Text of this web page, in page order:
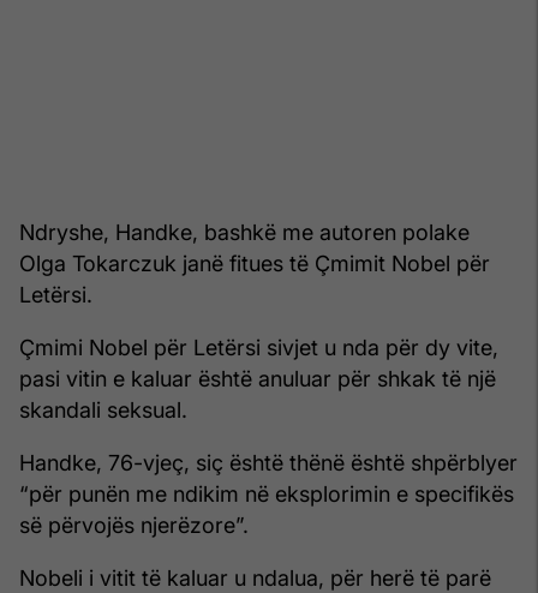
Ndryshe, Handke, bashkë me autoren polake
Olga Tokarczuk janë fitues të Çmimit Nobel për
Letërsi.
Çmimi Nobel për Letërsi sivjet u nda për dy vite,
pasi vitin e kaluar është anuluar për shkak të një
skandali seksual.
Handke, 76-vjeç, siç është thënë është shpërblyer
“për punën me ndikim në eksplorimin e specifikës
së përvojës njerëzore”.
Nobeli i vitit të kaluar u ndalua, për herë të parë